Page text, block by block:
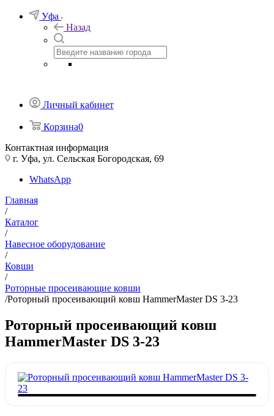
Уфа
Назад
Личный кабинет
Корзина0
Контактная информация
г. Уфа, ул. Сельская Богородская, 69
WhatsApp
Главная
/
Каталог
/
Навесное оборудование
/
Ковши
/
Роторные просеивающие ковши
/Роторный просеивающий ковш HammerMaster DS 3-23
Роторный просеивающий ковш
HammerMaster DS 3-23